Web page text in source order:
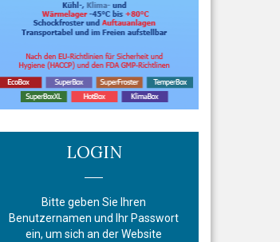
LOGIN
Bitte geben Sie Ihren
Benutzernamen und Ihr Passwort
ein, um sich an der Website